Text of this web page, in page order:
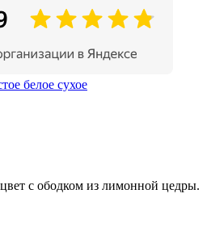
белое сухое
с ободком из лимонной цедры.